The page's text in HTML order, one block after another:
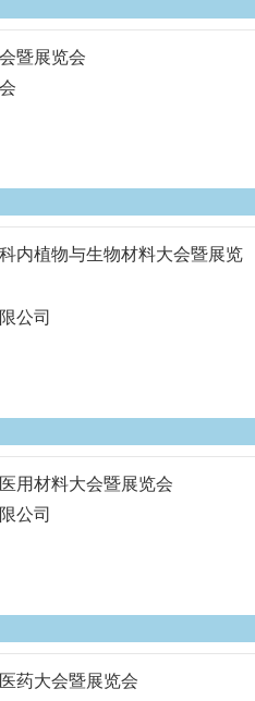
暨展览会
内植物与生物材料大会暨展览
公司
用材料大会暨展览会
公司
药大会暨展览会